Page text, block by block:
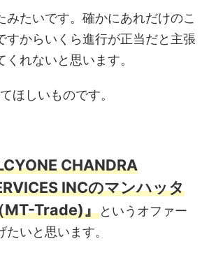
みたいです。確かにあれだけのこ
すからいくら進行が正当だと主張
くれないと思います。
ほしいものです。
CHANDRA
INCのマンハッタ
MT-Trade)』というオファー
いと思います。